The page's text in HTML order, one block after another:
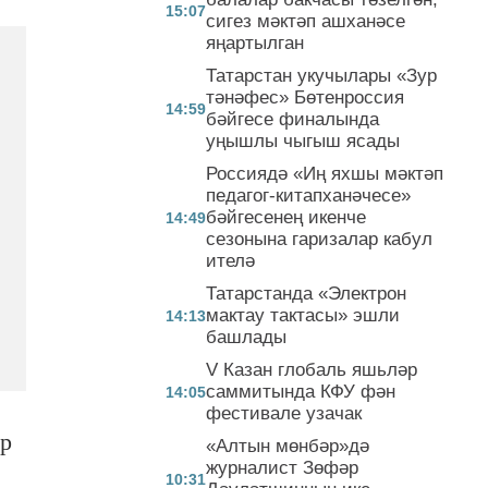
15:07сигез мәктәп ашханәсе
яңартылган
14:59
Татарстан укучылары «Зур
тәнәфес» Бөтенроссия
бәйгесе финалында
уңышлы чыгыш ясады
14:49
Россиядә «Иң яхшы мәктәп
педагог-китапханәчесе»
бәйгесенең икенче
сезонына гаризалар кабул
ителә
14:13
Татарстанда «Электрон
мактау тактасы» эшли
башлады
14:05
V Казан глобаль яшьләр
саммитында КФУ фән
фестивале узачак
10:31
«Алтын мөнбәр»дә
журналист Зөфәр